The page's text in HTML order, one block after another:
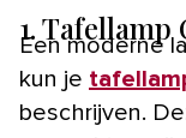
1. Tafellamp
Een moderne lamp met een vintage look, zo
kun je
beschrijven.